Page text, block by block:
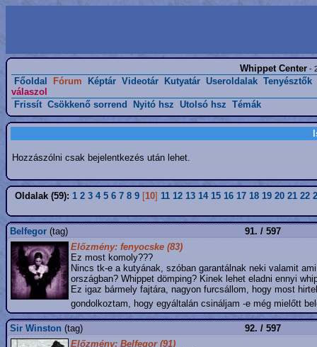
Whippet Center -
Főoldal Fórum Képtár Videotár Kutyatár Useroldalak Tenyésztők
válaszol
Frissít Csökkenő sorrend Nyitó hsz Utolsó hsz Témák
Hozzászólni csak bejelentkezés után lehet.
Oldalak (59): 1 2 3 4 5 6 7 8 9 [10] 11 12 13 14 15 16 17 18 19 20 21 22
Belfegor (tag)
91. / 597
Előzmény: fenyocske (83)
Ez most komoly???
Nincs tk-e a kutyának, szóban garantálnak neki valamit
országban? Whippet dömping? Kinek lehet eladni ennyi
Ez igaz bármely fajtára, nagyon furcsállom, hogy most
gondolkoztam, hogy egyáltalán csináljam -e még mielőtt
Sir Winston (tag)
92. / 597
Előzmény: Belfegor (91)